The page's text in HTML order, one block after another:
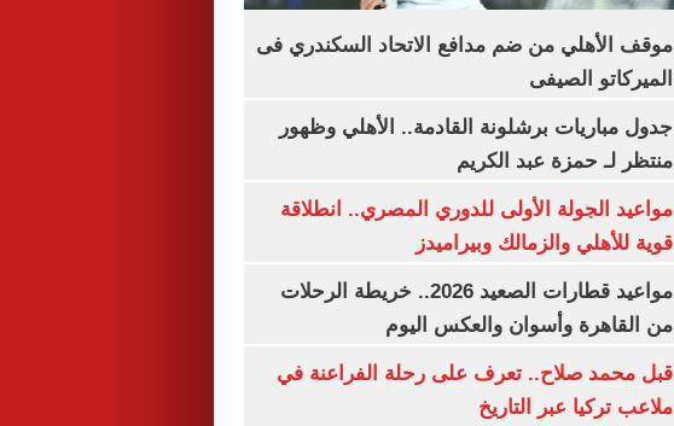
موقف الأهلي من ضم مدافع الاتحاد السكندري فى
الميركاتو الصيفى
جدول مباريات برشلونة القادمة.. الأهلي وظهور
منتظر لـ حمزة عبد الكريم
مواعيد الجولة الأولى للدوري المصري.. انطلاقة
قوية للأهلي والزمالك وبيراميدز
مواعيد قطارات الصعيد 2026.. خريطة الرحلات
من القاهرة وأسوان والعكس اليوم
قبل محمد صلاح.. تعرف على رحلة الفراعنة في
ملاعب تركيا عبر التاريخ